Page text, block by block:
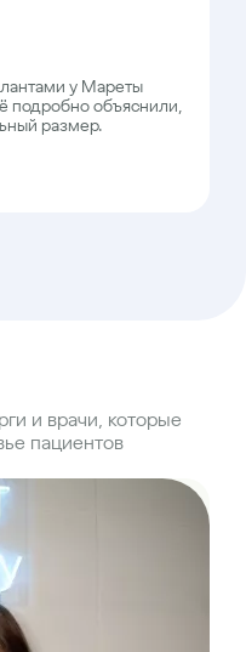
у Мареты
подробно объяснили,
размер.
и врачи, которые
пациентов